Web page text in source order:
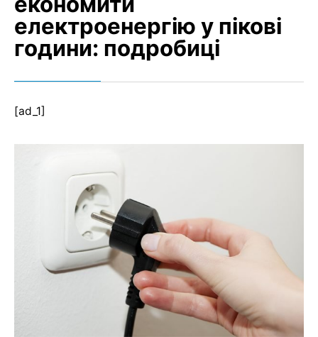
електроенергію у пікові
години: подробиці
[ad_1]